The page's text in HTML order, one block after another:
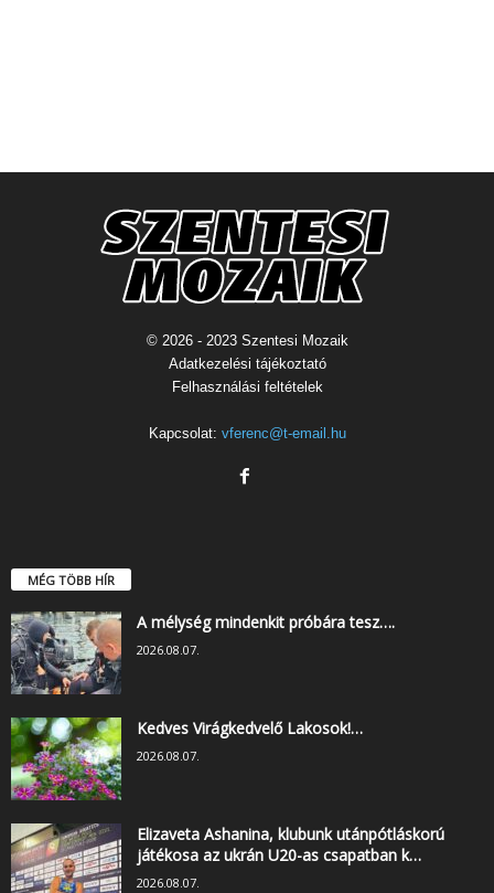
© 2026 - 2023 Szentesi Mozaik
Adatkezelési tájékoztató
Felhasználási feltételek
Kapcsolat: vferenc@t-email.hu
MÉG TÖBB HÍR
A mélység mindenkit próbára tesz….
2026.08.07.
Kedves Virágkedvelő Lakosok!…
2026.08.07.
Elizaveta Ashanina, klubunk utánpótláskorú
játékosa az ukrán U20-as csapatban k…
2026.08.07.